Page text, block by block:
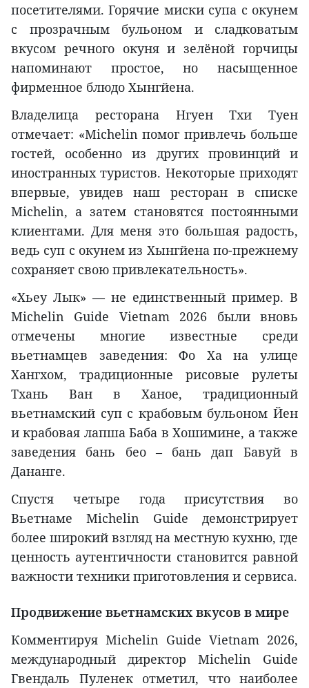
посетителями. Горячие миски супа с окунем
с прозрачным бульоном и сладковатым
вкусом речного окуня и зелёной горчицы
напоминают простое, но насыщенное
фирменное блюдо Хынгйена.
Владелица ресторана Нгуен Тхи Туен
отмечает: «Michelin помог привлечь больше
гостей, особенно из других провинций и
иностранных туристов. Некоторые приходят
впервые, увидев наш ресторан в списке
Michelin, а затем становятся постоянными
клиентами. Для меня это большая радость,
ведь суп с окунем из Хынгйена по-прежнему
сохраняет свою привлекательность».
«Хьеу Лык» — не единственный пример. В
Michelin Guide Vietnam 2026 были вновь
отмечены многие известные среди
вьетнамцев заведения: Фо Ха на улице
Хангхом, традиционные рисовые рулеты
Тхань Ван в Ханое, традиционный
вьетнамский суп с крабовым бульоном Йен
и крабовая лапша Баба в Хошимине, а также
заведения бань бео – бань дап Бавуй в
Дананге.
Спустя четыре года присутствия во
Вьетнаме Michelin Guide демонстрирует
более широкий взгляд на местную кухню, где
ценность аутентичности становится равной
важности техники приготовления и сервиса.
Продвижение вьетнамских вкусов в мире
Комментируя Michelin Guide Vietnam 2026,
международный директор Michelin Guide
Гвендаль Пуленек отметил, что наиболее